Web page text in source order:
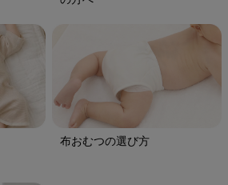
布おむつの選び方